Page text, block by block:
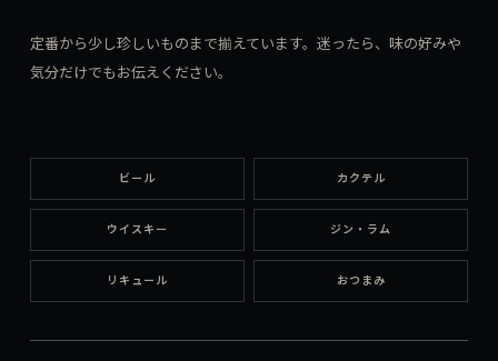
定番から少し珍しいものまで揃えています。迷ったら、味の好みや
気分だけでもお伝えください。
ビール カクテル
ウイスキー ジン・ラム
リキュール おつまみ